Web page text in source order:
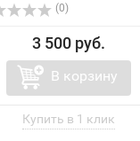
(0)
3 500 руб.
В корзину